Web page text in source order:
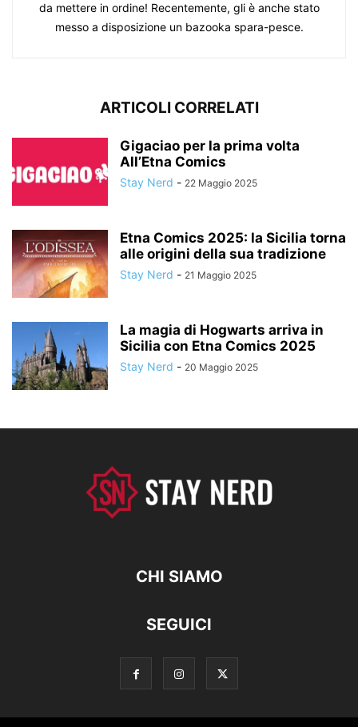
da mettere in ordine! Recentemente, gli è anche stato
messo a disposizione un bazooka spara-pesce.
ARTICOLI CORRELATI
Gigaciao per la prima volta
All’Etna Comics
Stay Nerd - 22 Maggio 2025
Etna Comics 2025: la Sicilia torna
alle origini della sua tradizione
Stay Nerd - 21 Maggio 2025
La magia di Hogwarts arriva in
Sicilia con Etna Comics 2025
Stay Nerd - 20 Maggio 2025
CHI SIAMO
SEGUICI